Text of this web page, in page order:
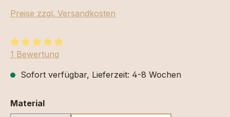
Preise zzgl. Versandkosten
Durchschnittliche Bewertung von 5 von 5 Sternen
1 Bewertung
Sofort verfügbar, Lieferzeit: 4-8 Wochen
Materialauswählen